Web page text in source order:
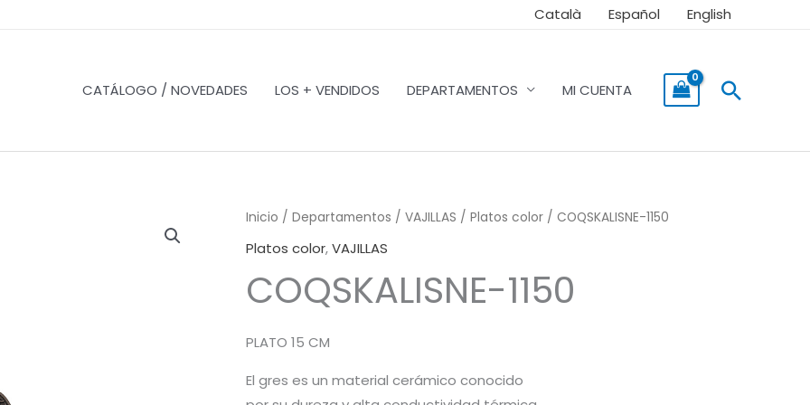
Català Español English
CATÁLOGO / NOVEDADES LOS + VENDIDOS DEPARTAMENTOS MI CUENTA Buscar
Inicio / Departamentos / VAJILLAS / Platos color / COQSKALISNE-1150
Platos color,VAJILLAS
COQSKALISNE-1150
PLATO 15 CM
El gres es un material cerámico conocido